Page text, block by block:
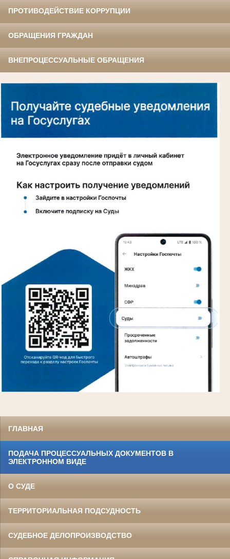
ПРОТИВОДЕЙСТВИЕ КОРРУПЦИИ
ОБРАЩЕНИЯ ГРАЖДАН
ВНЕПРОЦЕССУАЛЬНЫЕ ОБРАЩЕНИЯ
ГЛАВНАЯ
ПОДАЧА ПРОЦЕССУАЛЬНЫХ ДОКУМЕНТОВ В
ЭЛЕКТРОННОМ ВИДЕ
О СУДЕ
ТЕРРИТОРИАЛЬНАЯ ПОДСУДНОСТЬ
СУДЕБНОЕ ДЕЛОПРОИЗВОДСТВО